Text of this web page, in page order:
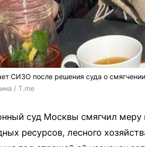
СИЗО после решения суда о
/ T.me
суд Москвы смягчил меру
ресурсов, лесного